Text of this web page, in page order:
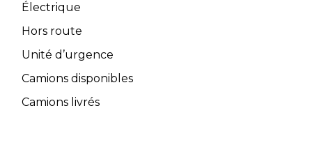
Électrique
Hors route
Unité d’urgence
Camions disponibles
Camions livrés